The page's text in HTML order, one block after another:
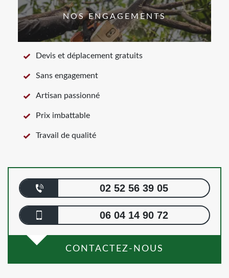
NOS ENGAGEMENTS
Devis et déplacement gratuits
Sans engagement
Artisan passionné
Prix imbattable
Travail de qualité
02 52 56 39 05
06 04 14 90 72
CONTACTEZ-NOUS